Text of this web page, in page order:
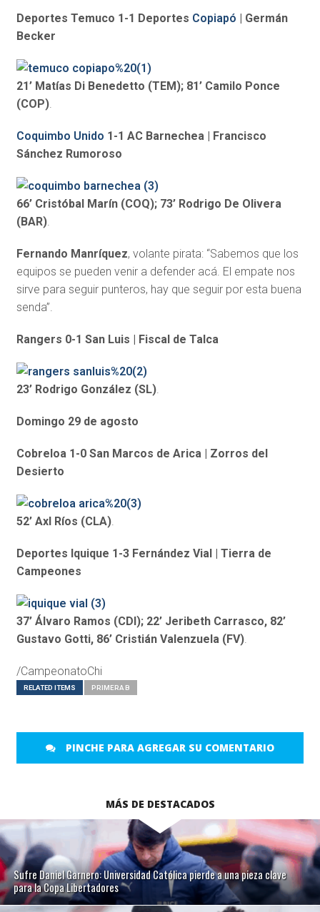
Deportes Temuco 1-1 Deportes Copiapó | Germán
Becker
21’ Matías Di Benedetto (TEM); 81’ Camilo Ponce
(COP).
Coquimbo Unido 1-1 AC Barnechea | Francisco
Sánchez Rumoroso
66’ Cristóbal Marín (COQ); 73’ Rodrigo De Olivera
(BAR).
Fernando Manríquez, volante pirata: “Sabemos que los
equipos se pueden venir a defender acá. El empate nos
sirve para seguir punteros, hay que seguir por esta buena
senda”.
Rangers 0-1 San Luis | Fiscal de Talca
23’ Rodrigo González (SL).
Domingo 29 de agosto
Cobreloa 1-0 San Marcos de Arica | Zorros del
Desierto
52’ Axl Ríos (CLA).
Deportes Iquique 1-3 Fernández Vial | Tierra de
Campeones
37’ Álvaro Ramos (CDI); 22’ Jeribeth Carrasco, 82’
Gustavo Gotti, 86’ Cristián Valenzuela (FV).
/CampeonatoChi
RELATED ITEMS PRIMERA B
PINCHE PARA AGREGAR SU COMENTARIO
MÁS DE DESTACADOS
Sufre Daniel Garnero: Universidad Católica pierde a una pieza clave
para la Copa Libertadores